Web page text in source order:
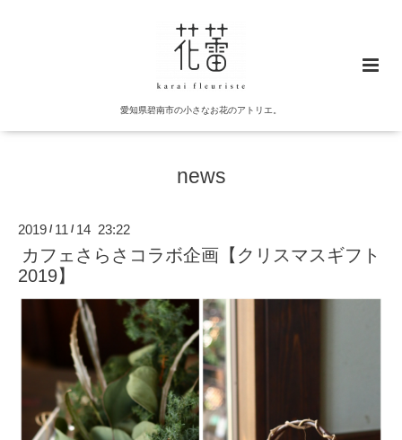
愛知県碧南市の小さなお花のアトリエ。
news
2019 / 11 / 14 23:22
カフェさらさコラボ企画【クリスマスギフト
2019】